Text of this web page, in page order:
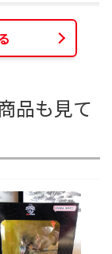
品も見て